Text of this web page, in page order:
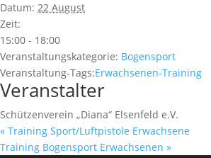
Datum: 22 August
Zeit:
15:00 - 18:00
Veranstaltungskategorie: Bogensport
Veranstaltung-Tags:Erwachsenen-Training
Veranstalter
Schützenverein „Diana“ Elsenfeld e.V.
« Training Sport/Luftpistole Erwachsene
Training Bogensport Erwachsenen »